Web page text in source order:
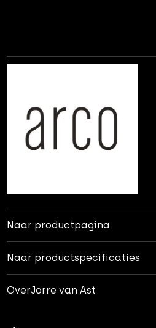
Naar productpagina
Naar productspecificaties
OverJorre van Ast